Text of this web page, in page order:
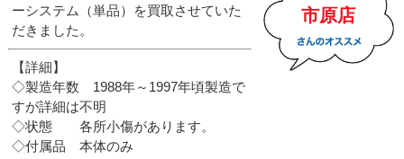
市原店
ーシステム（単品）を買取させていた
だきました。
【詳細】
◇製造年数 1988年～1997年頃製造で
すが詳細は不明
◇状態 各所小傷があります。
◇付属品 本体のみ